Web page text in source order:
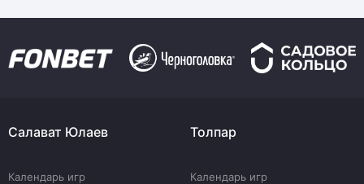
Салават Юлаев
Календарь игр
Толпар
Календарь игр